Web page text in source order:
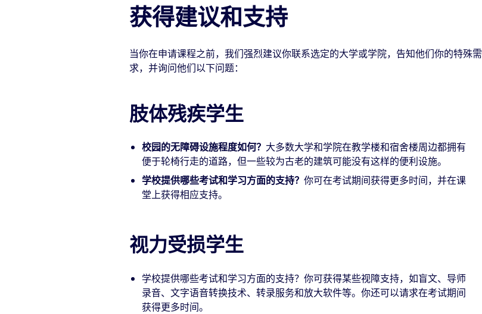
获得建议和支持
当你在申请课程之前，我们强烈建议你联系选定的大学或学院，告知他们你的特殊需
求，并询问他们以下问题：
肢体残疾学生
校园的无障碍设施程度如何？ 大多数大学和学院在教学楼和宿舍楼周边都拥有
便于轮椅行走的道路，但一些较为古老的建筑可能没有这样的便利设施。
学校提供哪些考试和学习方面的支持？你可在考试期间获得更多时间，并在课
堂上获得相应支持。
视力受损学生
学校提供哪些考试和学习方面的支持？你可获得某些视障支持，如盲文、导师
录音、文字语音转换技术、转录服务和放大软件等。你还可以请求在考试期间
获得更多时间。